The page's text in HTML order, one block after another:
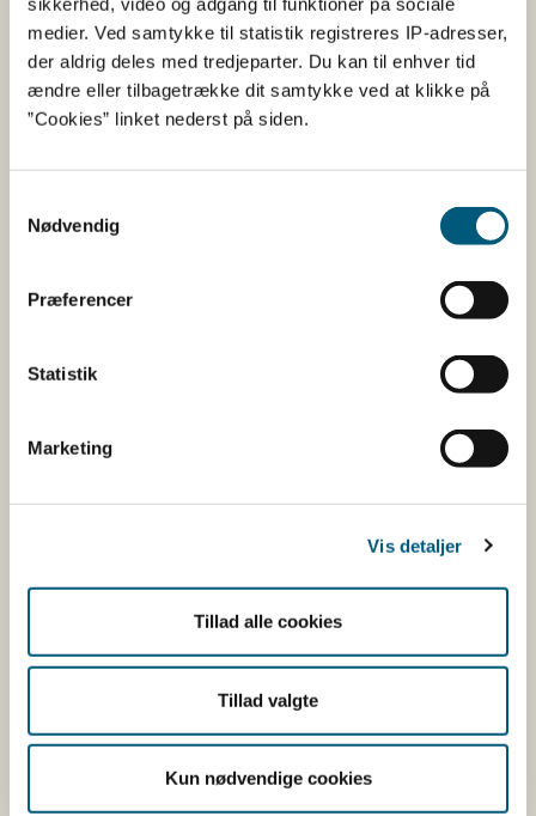
medier. Ved samtykke til statistik registreres IP-adresser,
der aldrig deles med tredjeparter. Du kan til enhver tid
ændre eller tilbagetrække dit samtykke ved at klikke på
”Cookies” linket nederst på siden.
Nødvendig
Præferencer
Statistik
Marketing
Vis detaljer
Tillad alle cookies
Tillad valgte
Kun nødvendige cookies
Her kan du bl.a. se, hvilke indholdsstoffer produktet
indeholder, og i hvilke mængder:
Vitaminer og mineraler.
Andre stoffer end vitaminer og
fysiologisk virkning.
Tilsætningsstoffer og aromaer.
Du kan som forbruger læse mere om kosttilskud
Du kan også finde kontaktoplysninger på den
klikker på virksomhedens navn, kan du se
virksomhedens smiley-status og de seneste
Den fødevareafdeling, der fører tilsyn med
Se fødevareafdelingernes adresser
Mængdeangivelser:
mg = milligram;
mcg eller μg eller ug = mikrogram;